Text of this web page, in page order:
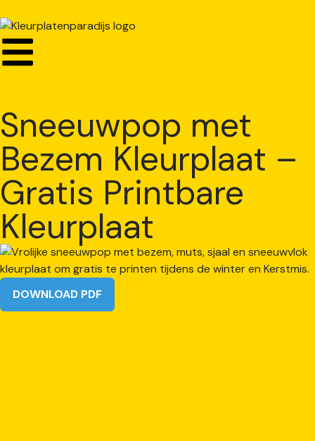
Sneeuwpop met
Bezem Kleurplaat –
Gratis Printbare
Kleurplaat
DOWNLOAD PDF